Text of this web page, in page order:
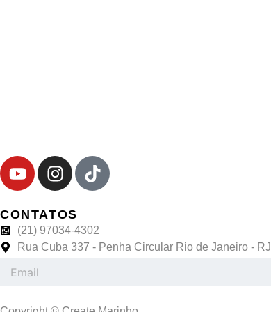
Y
o
t
u
b
e
I
n
t
a
g
m
T
i
o
k
CONTATOS
(21) 97034-4302
Rua Cuba 337 - Penha Circular Rio de Janeiro - RJ